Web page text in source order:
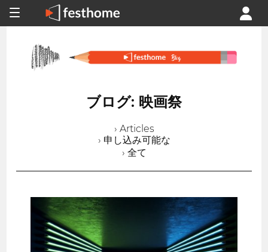
ブログ: 映画祭
› Articles
› 申し込み可能な
› 全て